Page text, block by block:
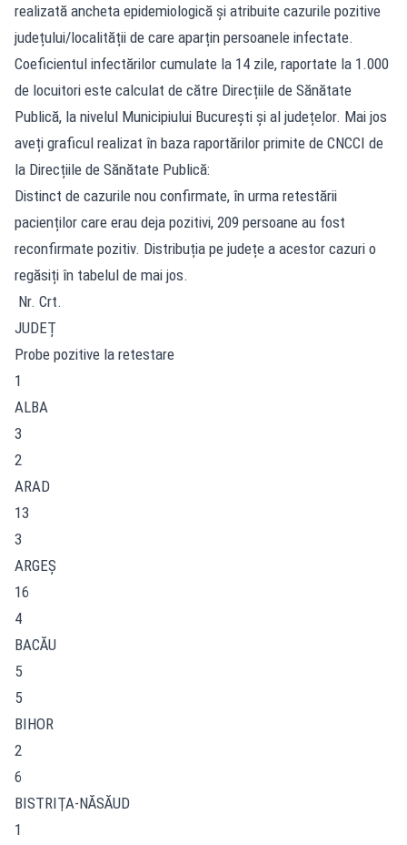
realizată ancheta epidemiologică și atribuite cazurile pozitive
județului/localității de care aparțin persoanele infectate.
Coeficientul infectărilor cumulate la 14 zile, raportate la 1.000
de locuitori este calculat de către Direcțiile de Sănătate
Publică, la nivelul Municipiului București și al județelor. Mai jos
aveți graficul realizat în baza raportărilor primite de CNCCI de
la Direcțiile de Sănătate Publică:
Distinct de cazurile nou confirmate, în urma retestării
pacienților care erau deja pozitivi, 209 persoane au fost
reconfirmate pozitiv. Distribuția pe județe a acestor cazuri o
regăsiți în tabelul de mai jos.
Nr. Crt.
JUDEȚ
Probe pozitive la retestare
1
ALBA
3
2
ARAD
13
3
ARGEŞ
16
4
BACĂU
5
5
BIHOR
2
6
BISTRIŢA-NĂSĂUD
1